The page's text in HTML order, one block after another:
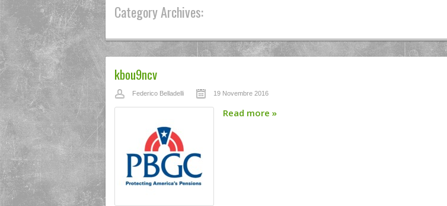
Category Archives:
kbou9ncv
Federico Belladelli 19 Novembre 2016
Read more »